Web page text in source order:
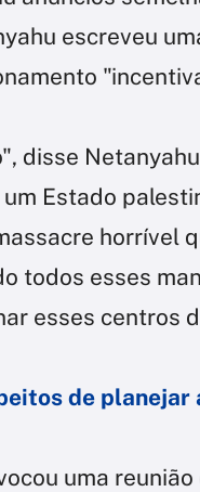
escreveu
disse
Estado
horrível
todos esses
esses centros
de
uma reunião